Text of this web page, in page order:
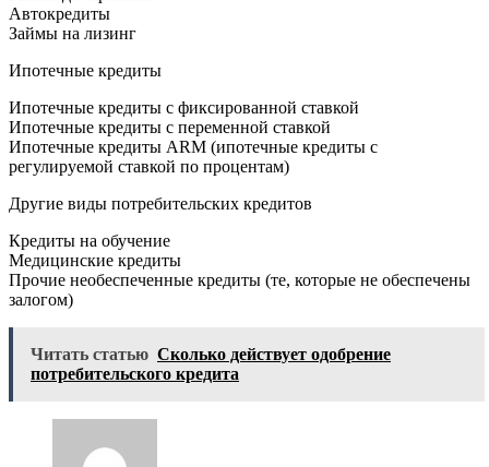
Автокредиты
Займы на лизинг
Ипотечные кредиты
Ипотечные кредиты с фиксированной ставкой
Ипотечные кредиты с переменной ставкой
Ипотечные кредиты ARM (ипотечные кредиты с
регулируемой ставкой по процентам)
Другие виды потребительских кредитов
Кредиты на обучение
Медицинские кредиты
Прочие необеспеченные кредиты (те, которые не обеспечены
залогом)
Читать статью Сколько действует одобрение
потребительского кредита